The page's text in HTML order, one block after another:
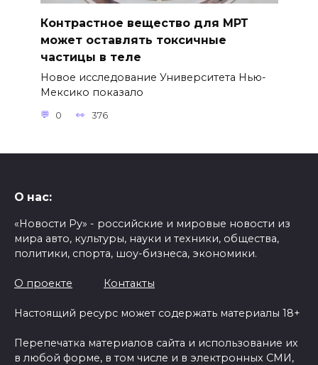
Контрастное вещество для МРТ
может оставлять токсичные
частицы в теле
Новое исследование Университета Нью-
Мексико показало
0 376
О нас:
«Новости Ру» - российские и мировые новости из
мира авто, культуры, науки и техники, общества,
политики, спорта, шоу-бизнеса, экономики.
О проекте Контакты
Настоящий ресурс может содержать материалы 18+
Перепечатка материалов сайта и использование их
в любой форме, в том числе и в электронных СМИ,